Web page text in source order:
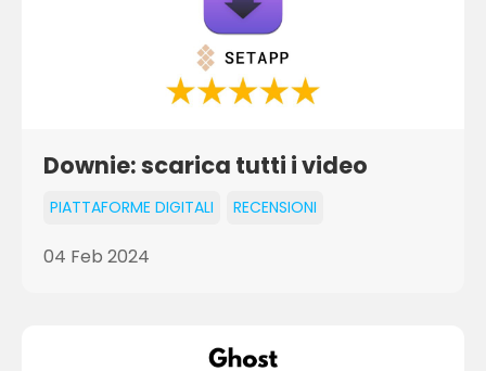
Downie: scarica tutti i video
PIATTAFORME DIGITALI RECENSIONI
04 Feb 2024